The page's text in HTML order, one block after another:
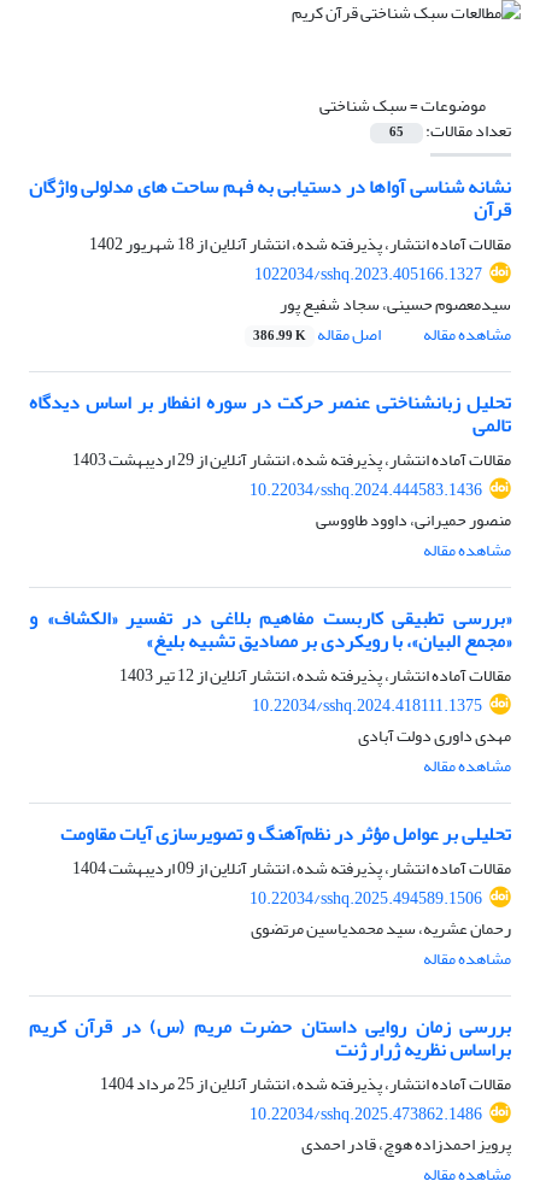
موضوعات =سبک شناختی
تعداد مقالات: 65
نشانه شناسی آواها در دستیابی به فهم ساحت های مدلولی واژگان
قرآن
مقالات آماده انتشار، پذیرفته شده، انتشار آنلاین از18 شهریور 1402
1022034/sshq.2023.405166.1327
سیدمعصوم حسینی، سجاد شفیع پور
مشاهده مقاله
اصل مقاله 386.99 K
تحلیل زبانشناختی عنصر حرکت در سوره انفطار بر اساس دیدگاه
تالمی
مقالات آماده انتشار، پذیرفته شده، انتشار آنلاین از29 اردیبهشت 1403
10.22034/sshq.2024.444583.1436
منصور حمیرانی، داوود طاووسی
مشاهده مقاله
«بررسی تطبیقی کاربست مفاهیم بلاغی در تفسیر «الکشاف» و
«مجمع البیان»، با رویکردی بر مصادیق تشبیه بلیغ»
مقالات آماده انتشار، پذیرفته شده، انتشار آنلاین از12 تیر 1403
10.22034/sshq.2024.418111.1375
مهدی داوری دولت آبادی
مشاهده مقاله
تحلیلی بر عوامل مؤثر در نظم‌آهنگ و تصویرسازی آیات مقاومت
مقالات آماده انتشار، پذیرفته شده، انتشار آنلاین از09 اردیبهشت 1404
10.22034/sshq.2025.494589.1506
رحمان عشریه، سید محمدیاسین مرتضوی
مشاهده مقاله
بررسی زمان روایی داستان حضرت مریم (س) در قرآن کریم
براساس نظریه ژرار ژنت
مقالات آماده انتشار، پذیرفته شده، انتشار آنلاین از25 مرداد 1404
10.22034/sshq.2025.473862.1486
پرویز احمدزاده هوچ، قادر احمدی
مشاهده مقاله